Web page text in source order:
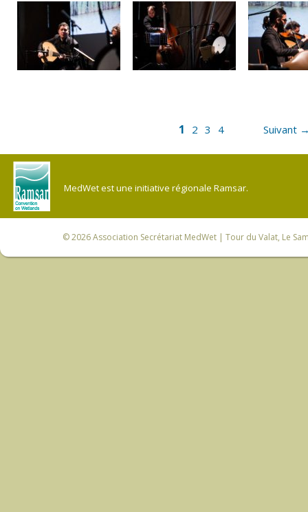
1 2 3 4 Suivant
MedWet est une initiative régionale Ramsar.
© 2026Association Secrétariat MedWet | Tour du Valat, Le